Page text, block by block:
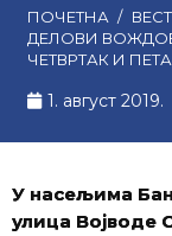
ПОЧЕТНА /
ДЕЛОВИ
ЧЕТВРТАК И
1. август 2019.
У насељима
улица Војводе